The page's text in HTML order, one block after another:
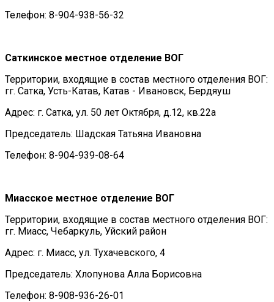
Телефон: 8-904-938-56-32
Саткинское местное отделение ВОГ
Территории, входящие в состав местного отделения ВОГ:
гг. Сатка, Усть-Катав, Катав - Ивановск, Бердяуш
Адрес: г. Сатка, ул. 50 лет Октября, д.12, кв.22а
Председатель: Шадская Татьяна Ивановна
Телефон: 8-904-939-08-64
Миасское местное отделение ВОГ
Территории, входящие в состав местного отделения ВОГ:
гг. Миасс, Чебаркуль, Уйский район
Адрес: г. Миасс, ул. Тухачевского, 4
Председатель: Хлопунова Алла Борисовна
Телефон: 8-908-936-26-01